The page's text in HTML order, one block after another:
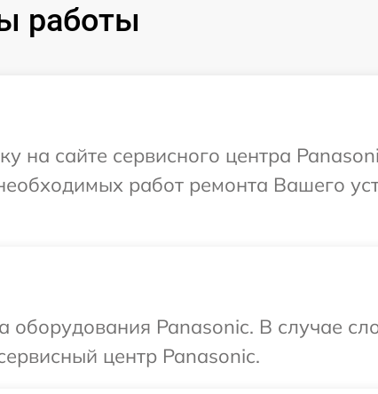
работы
на сайте сервисного центра
работ ремонта Вашего
Panasonic. В случае
центр Panasonic.